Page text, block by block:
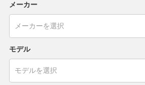
メーカー
モデル